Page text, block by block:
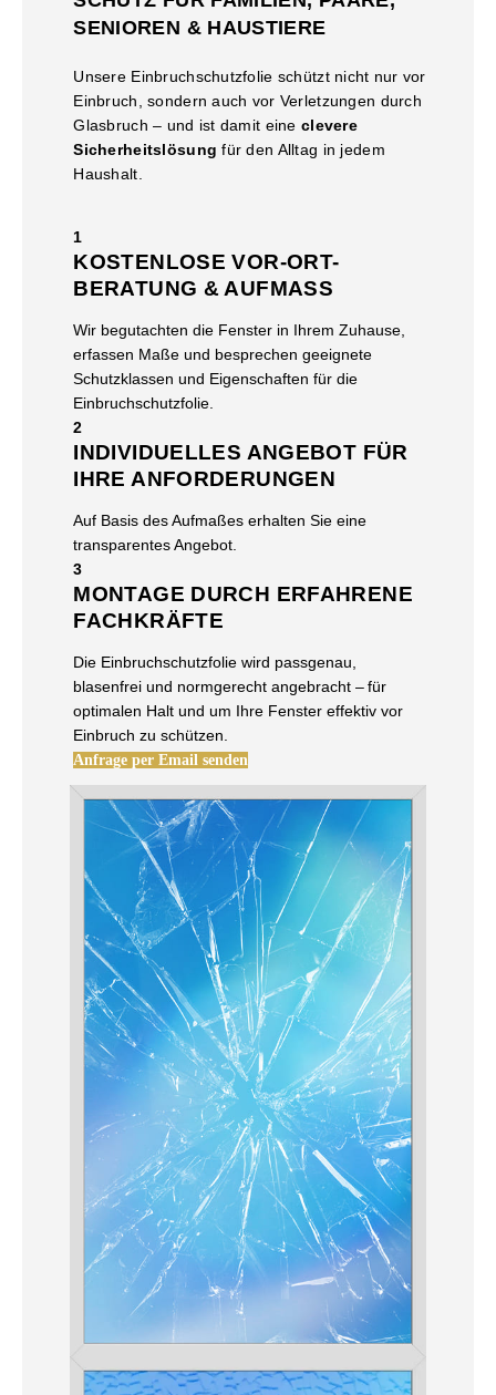
SENIOREN & HAUSTIERE
Unsere Einbruchschutzfolie schützt nicht nur vor
Einbruch, sondern auch vor Verletzungen durch
Glasbruch – und ist damit eine clevere
Sicherheitslösungfür den Alltag in jedem
Haushalt.
1
KOSTENLOSE VOR-ORT-
BERATUNG & AUFMASS
Wir begutachten die Fenster in Ihrem Zuhause,
erfassen Maße und besprechen geeignete
Schutzklassen und Eigenschaften für die
Einbruchschutzfolie.
2
INDIVIDUELLES ANGEBOT FÜR
IHRE ANFORDERUNGEN
Auf Basis des Aufmaßes erhalten Sie eine
transparentes Angebot.
3
MONTAGE DURCH ERFAHRENE
FACHKRÄFTE
Die Einbruchschutzfolie wird passgenau,
blasenfrei und normgerecht angebracht – für
optimalen Halt und um Ihre Fenster effektiv vor
Einbruch zu schützen.
Anfrage per Email senden